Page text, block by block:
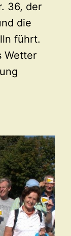
36, der
die
führt.
Wetter